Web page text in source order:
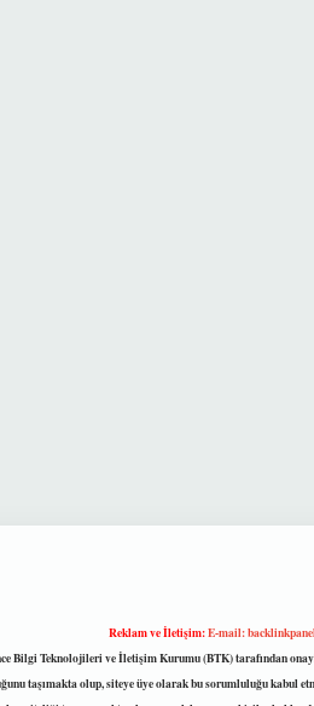
Reklam ve İletişim:E-mail:
Bilgi Teknolojileri ve İletişim Kurumu (BTK) tarafından
taşımakta olup, siteye üye olarak bu sorumluluğu kabul